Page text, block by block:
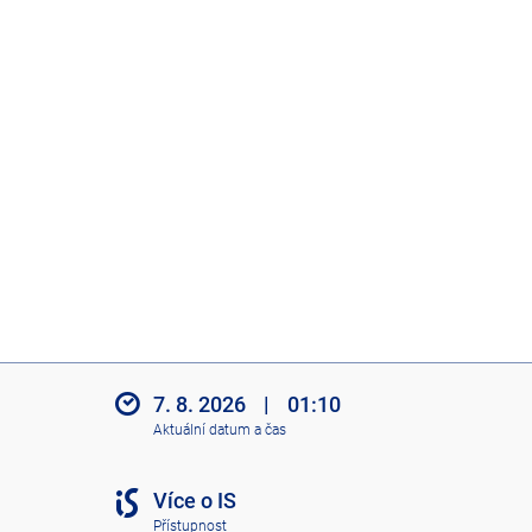
7. 8. 2026 | 01:10
Aktuální datum a čas
Více o IS
Přístupnost